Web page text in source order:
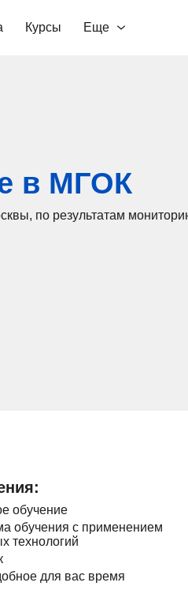
Курсы Еще
в МГОК
по результатам
обучение
обучения с применением
технологий
для вас время